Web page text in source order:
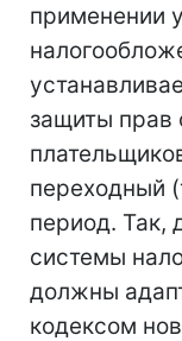
применении
защиты прав
переходный
период. Так,
системы
должны
кодексом